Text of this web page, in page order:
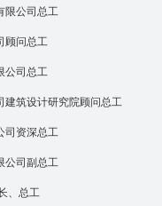
限公司总工
顾问总工
公司总工
建筑设计研究院顾问总工
司资深总工
公司副总工
、总工